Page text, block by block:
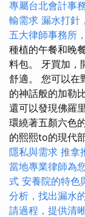
專屬台北會計事
輸需求 漏水打針
五大律師事務所
種植的午餐和晚
料包。 牙買加，
舒適。 您可以在
的神話般的加勒
還可以發現佛羅
環繞著五顏六色
的熙熙to的現代
隱私與需求 推拿
當地專業律師為
式 安養院的特色
分析，找出漏水
請過程，提供清